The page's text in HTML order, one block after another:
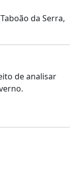
da Serra,
de analisar